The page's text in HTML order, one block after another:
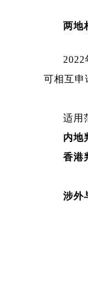
两地
可相互申
适用
内地
香港
涉外